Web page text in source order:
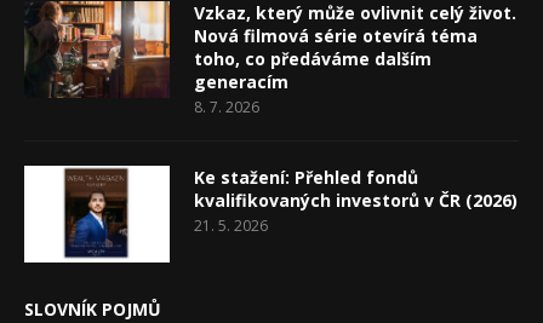
Vzkaz, který může ovlivnit celý život.
Nová filmová série otevírá téma
toho, co předáváme dalším
generacím
8. 7. 2026
Ke stažení: Přehled fondů
kvalifikovaných investorů v ČR (2026)
21. 5. 2026
SLOVNÍK POJMŮ